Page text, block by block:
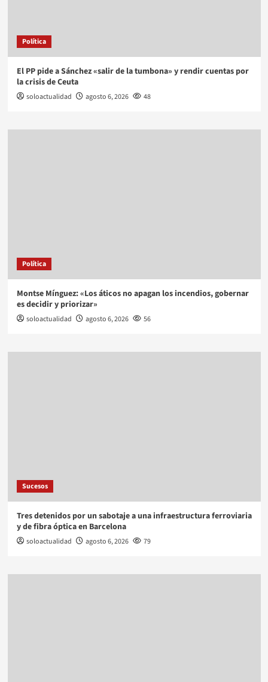
Política
El PP pide a Sánchez «salir de la tumbona» y rendir cuentas por
la crisis de Ceuta
soloactualidad agosto 6, 2026 48
Política
Montse Mínguez: «Los áticos no apagan los incendios, gobernar
es decidir y priorizar»
soloactualidad agosto 6, 2026 56
Sucesos
Tres detenidos por un sabotaje a una infraestructura ferroviaria
y de fibra óptica en Barcelona
soloactualidad agosto 6, 2026 79